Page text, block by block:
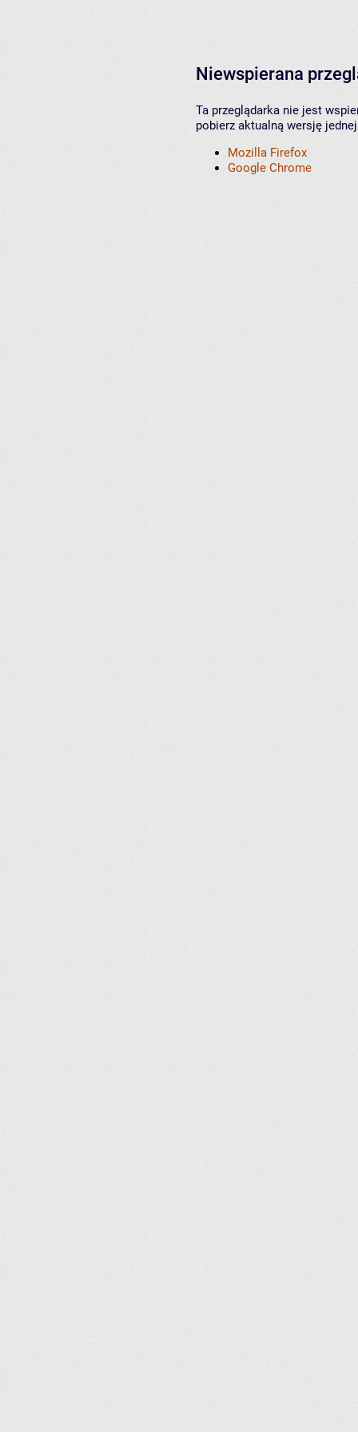
Niewspierana
Ta przeglądarka nie jest
pobierz aktualną wersję
Mozilla Firefox
Google Chrome